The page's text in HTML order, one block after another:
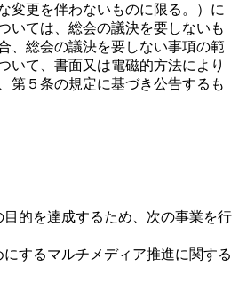
変更を伴わないものに限る。）に
いては、総会の議決を要しないも
、総会の議決を要しない事項の範
いて、書面又は電磁的方法により
第５条の規定に基づき公告するも
的を達成するため、次の事業を行
するマルチメディア推進に関する